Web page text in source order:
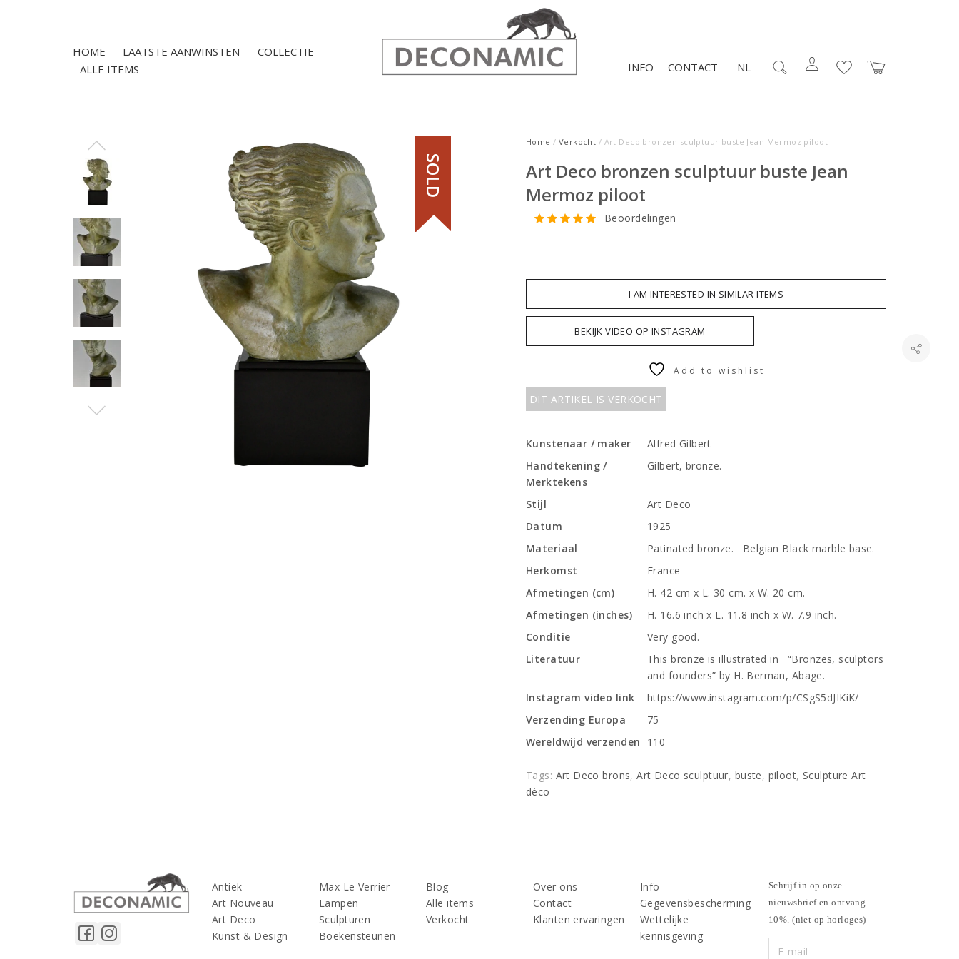
HOME LAATSTE AANWINSTEN
COLLECTIE
ALLE ITEMS
CONTACT
INFO NL
SOLD
Home / Verkocht / Art Deco bronzen sculptuur buste Jean Mermoz piloot
Art Deco bronzen sculptuur buste Jean
Mermoz piloot
Beoordelingen
I AM INTERESTED IN SIMILAR ITEMS
DIT ARTIKEL IS VERKOCHT
BEKIJK VIDEO OP INSTAGRAM
Add to wishlist
Kunstenaar / maker
Alfred Gilbert
Handtekening /
Merktekens
Gilbert, bronze.
Stijl
Art Deco
Datum
1925
Materiaal
Patinated bronze. Belgian Black marble base.
Herkomst
France
Afmetingen (cm)
H. 42 cm x L. 30 cm. x W. 20 cm.
Afmetingen (inches)
H. 16.6 inch x L. 11.8 inch x W. 7.9 inch.
Conditie
Very good.
Literatuur
This bronze is illustrated in “Bronzes, sculptors
and founders” by H. Berman, Abage.
Instagram video link
https://www.instagram.com/p/CSgS5dJIKiK/
Verzending Europa
75
Wereldwijd verzenden
110
Tags: Art Deco brons,Art Deco sculptuur, buste, piloot, Sculpture Art
déco
Antiek
Art Nouveau
Art Deco
Kunst & Design
Max Le Verrier
Lampen
Sculpturen
Boekensteunen
Blog
Alle items
Verkocht
Over ons
Contact
Klanten ervaringen
Info
Gegevensbescherming
Wettelijke
kennisgeving
Schrijf in op onze
nieuwsbrief en ontvang
10%. (niet op horloges)